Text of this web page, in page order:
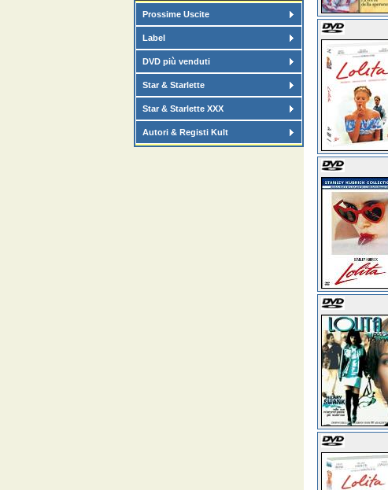
Prossime Uscite
Label
DVD più venduti
Star & Starlette
Star & Starlette XXX
Autori & Registi Kult